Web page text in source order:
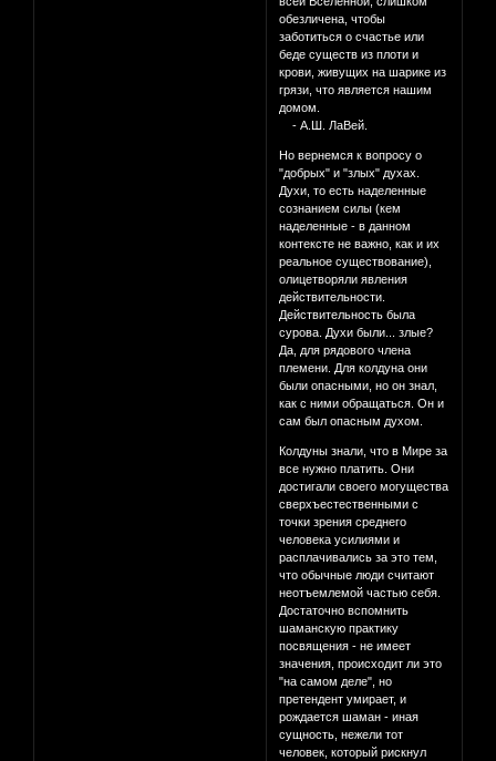
обезличена, чтобы
заботиться о счастье или
беде существ из плоти и
крови, живущих на шарике из
грязи, что является нашим
домом.
- А.Ш. ЛаВей.
Но вернемся к вопросу о
"добрых" и "злых" духах.
Духи, то есть наделенные
сознанием силы (кем
наделенные - в данном
контексте не важно, как и их
реальное существование),
олицетворяли явления
действительности.
Действительность была
сурова. Духи были... злые?
Да, для рядового члена
племени. Для колдуна они
были опасными, но он знал,
как с ними обращаться. Он и
сам был опасным духом.
Колдуны знали, что в Мире за
все нужно платить. Они
достигали своего могущества
сверхъестественными с
точки зрения среднего
человека усилиями и
расплачивались за это тем,
что обычные люди считают
неотъемлемой частью себя.
Достаточно вспомнить
шаманскую практику
посвящения - не имеет
значения, происходит ли это
"на самом деле", но
претендент умирает, и
рождается шаман - иная
сущность, нежели тот
человек, который рискнул